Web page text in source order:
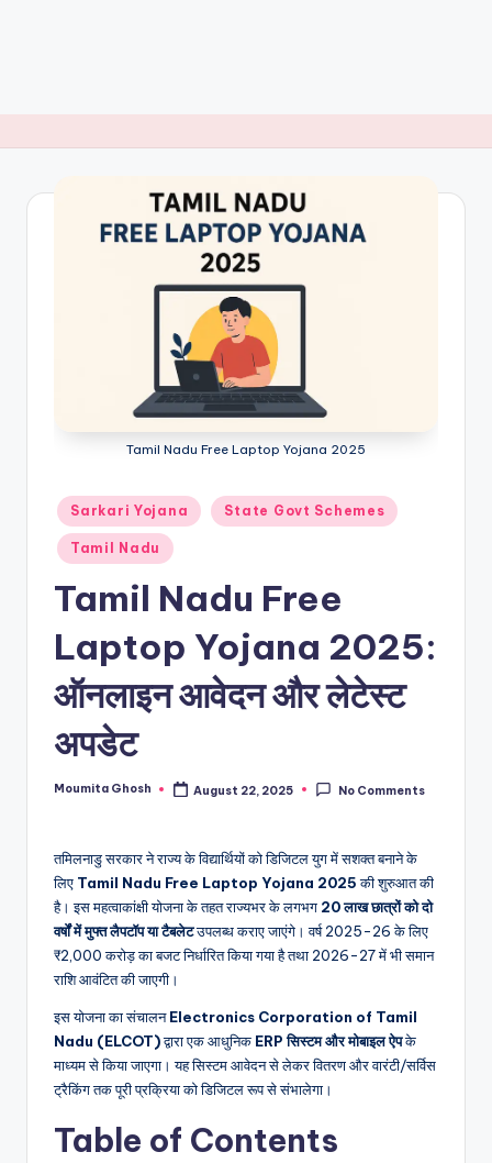
Tamil Nadu Free Laptop Yojana 2025
Posted
in
Sarkari Yojana State Govt Schemes
Tamil Nadu
Tamil Nadu Free
Laptop Yojana 2025:
ऑनलाइन आवेदन और लेटेस्ट
अपडेट
Posted
Moumita Ghosh August 22, 2025 No Comments
तमिलनाडु सरकार ने राज्य के विद्यार्थियों को डिजिटल युग में सशक्त बनाने के
लिए Tamil Nadu Free Laptop Yojana 2025की शुरुआत की
है। इस महत्वाकांक्षी योजना के तहत राज्यभर के लगभग 20 लाख छात्रों को दो
वर्षों में मुफ्त लैपटॉप या टैबलेटउपलब्ध कराए जाएंगे। वर्ष 2025-26 के लिए
₹2,000 करोड़ का बजट निर्धारित किया गया है तथा 2026-27 में भी समान
राशि आवंटित की जाएगी।
इस योजना का संचालनElectronics Corporation of Tamil
Nadu (ELCOT)द्वारा एक आधुनिक ERP सिस्टम और मोबाइल ऐपके
माध्यम से किया जाएगा। यह सिस्टम आवेदन से लेकर वितरण और वारंटी/सर्विस
ट्रैकिंग तक पूरी प्रक्रिया को डिजिटल रूप से संभालेगा।
Table of Contents